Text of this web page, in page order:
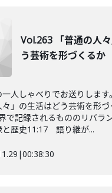
Vol.263 「普通の人
う芸術を形づくるか
人しゃべりでお送りします
々」の生活はどう芸術を形
で記録されるもののリバラ
と歴史11:17 語り継が...
|00:38:30